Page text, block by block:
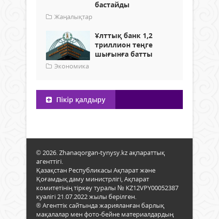
бастайды
Жаңалықтар
Ұлттық банк 1,2
триллион теңге
шығынға батты
Экономика
Пікір қалдыру
© 2026. Zhanaqorgan-tynysy.kz ақпараттық
агенттігі.
Қазақстан Республикасы Ақпарат және
Қоғамдық даму министрлігі, Ақпарат
комитетінің тіркеу туралы № KZ12VPY00052387
куәлігі 21.07.2022 жылы берілген.
® Агенттік сайтында жарияланған барлық
мақалалар мен фото-бейне материалдардың